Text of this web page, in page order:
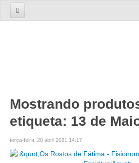
Serviços
TOURS
Tours 1 Dia
Lisboa
Mostrando
etiqueta: 13 de
terça-feira, 20 abril 2021 14:17